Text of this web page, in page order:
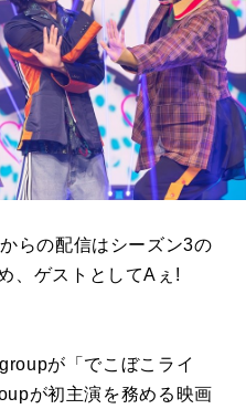
らの配信はシーズン3の
、ゲストとしてAぇ!
が「でこぼこライ
が初主演を務める映画